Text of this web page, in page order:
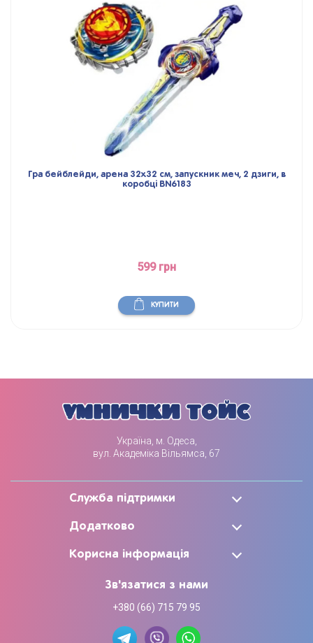
Гра бейблейди, арена 32х32 см, запускник меч, 2 дзиги, в
коробці BN6183
599 грн
КУПИТИ
Україна, м. Одеса,
вул. Академіка Вільямса, 67
Служба підтримки
Додатково
Корисна інформація
Зв'язатися з нами
+380 (66) 715 79 95